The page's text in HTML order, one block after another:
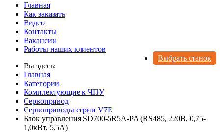
Главная
Как заказать
Видео
Контакты
Вакансии
Работы наших клиентов
Выбрать станок
Вы здесь:
Главная
Категории
Комплектующие к ЧПУ
Сервопривод
Сервоприводы серии V7E
Блок управления SD700-5R5A-PA (RS485, 220В, 0,75-
1,0кВт, 5,5А)